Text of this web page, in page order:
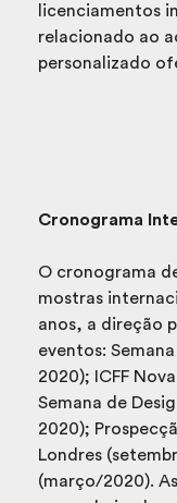
licenciamentos
relacionado ao
personalizado
Cronograma
O cronograma
mostras
anos, a direção
eventos:
2020); ICFF
Semana de
2020);
Londres
(março/2020).